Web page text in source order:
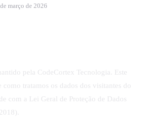
março de 2026
pela CodeCortex Tecnologia. Este
como tratamos os dados dos visitantes do
com a Lei Geral de Proteção de Dados